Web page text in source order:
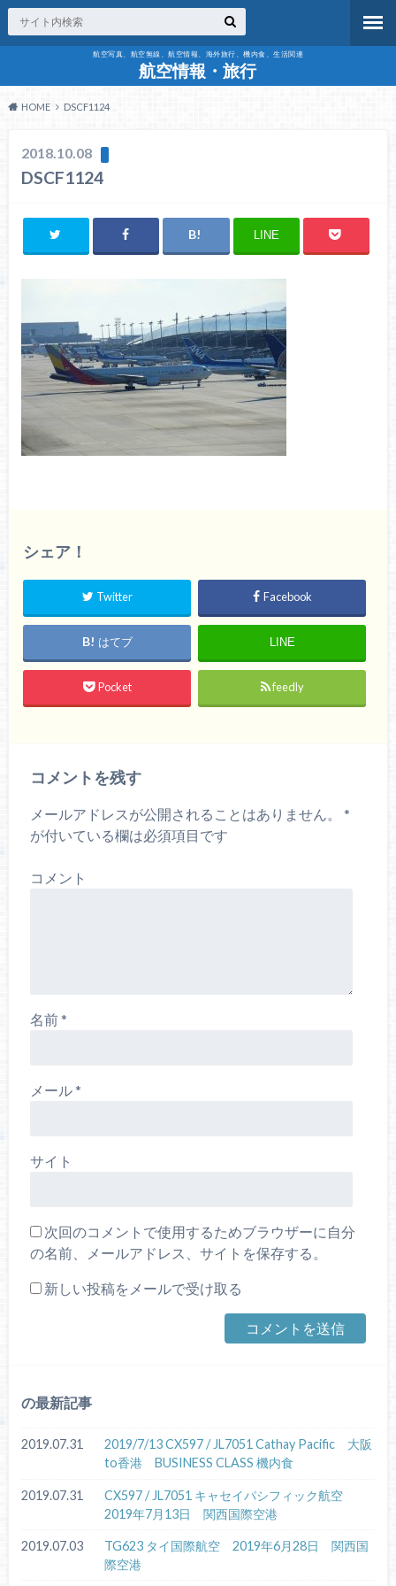
航空写真、航空無線、航空情報、海外旅行、機内食、生活関連
航空情報・旅行
HOME DSCF1124
2018.10.08
DSCF1124
LINE
シェア！
Twitter Facebook
はてブ LINE
Pocket feedly
コメントを残す
メールアドレスが公開されることはありません。
*
が付いている欄は必須項目です
コメント
名前*
メール*
サイト
次回のコメントで使用するためブラウザーに自分
の名前、メールアドレス、サイトを保存する。
新しい投稿をメールで受け取る
の最新記事
2019.07.31
2019/7/13 CX597 / JL7051 Cathay Pacific 大阪
to香港 BUSINESS CLASS 機内食
2019.07.31
CX597 / JL7051 キャセイパシフィック航空
2019年7月13日 関西国際空港
2019.07.03
TG623 タイ国際航空 2019年6月28日 関西国
際空港